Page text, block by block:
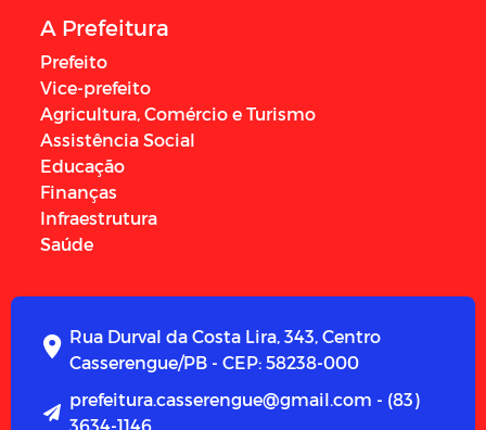
A Prefeitura
Prefeito
Vice-prefeito
Agricultura, Comércio e Turismo
Assistência Social
Educação
Finanças
Infraestrutura
Saúde
Rua Durval da Costa Lira, 343, Centro
Casserengue/PB - CEP: 58238-000
prefeitura.casserengue@gmail.com - (83)
3634-1146